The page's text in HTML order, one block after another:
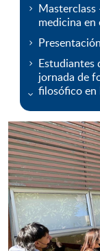
Masterclass
medicina
Estudiantes
jornada de
filosófico en